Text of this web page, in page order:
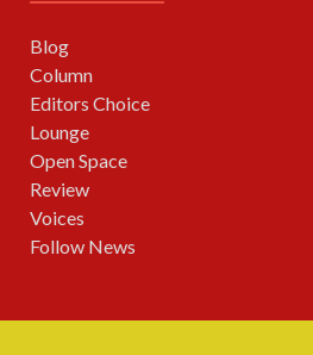
Blog
Column
Editors Choice
Lounge
Open Space
Review
Voices
Follow News